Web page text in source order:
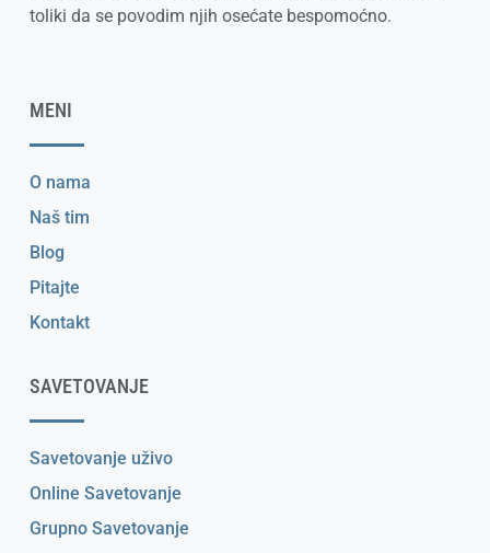
toliki da se povodim njih osećate bespomoćno.
MENI
O nama
Naš tim
Blog
Pitajte
Kontakt
SAVETOVANJE
Savetovanje uživo
Online Savetovanje
Grupno Savetovanje